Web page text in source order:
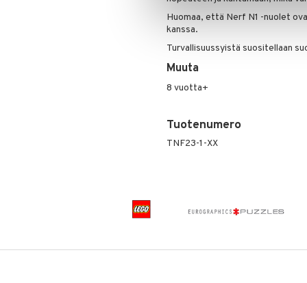
Huomaa, että Nerf N1 -nuolet
kanssa.
Turvallisuussyistä suositellaan
Muuta
8 vuotta+
Tuotenumero
TNF23-1-XX